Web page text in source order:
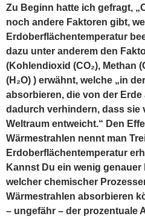
Zu Beginn hatte ich gefragt,
noch andere Faktoren gibt,
Erdoberflächentemperatur
dazu unter anderem den
(Kohlendioxid (CO₂), Methan
(H₂O) ) erwähnt, welche „in
absorbieren, die von der
dadurch verhindern, dass sie
Weltraum entweicht.“ Den
Wärmestrahlen nennt man
Erdoberflächentemperatur
Kannst Du ein wenig
welcher chemischer
Wärmestrahlen absorbieren
– ungefähr – der prozentuale